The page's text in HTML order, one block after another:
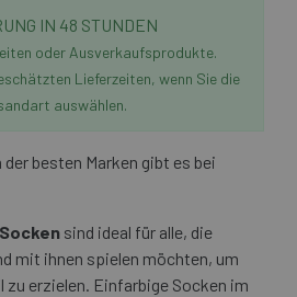
IN 48 STUNDEN
oder Ausverkaufsprodukte.
Lieferzeiten, wenn Sie die
auswählen.
besten Marken gibt es bei
sind ideal für alle, die
mit ihnen spielen möchten, um
zu erzielen. Einfarbige Socken im